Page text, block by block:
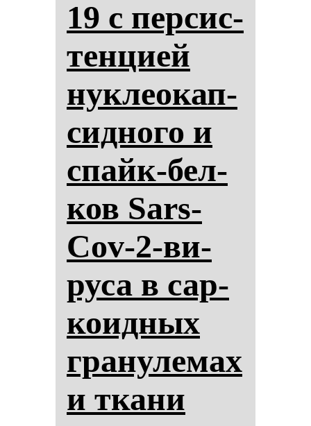
19 с пер­сис­
тен­ци­ей
нук­ле­окап­
сид­но­го и
спайк-бел­
ков Sars-
Cov-2-ви­
ру­са в сар­
ко­ид­ных
гра­ну­ле­мах
и тка­ни